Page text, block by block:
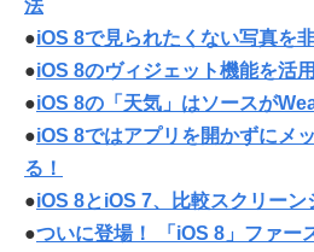
法
●iOS 8で見られたくない写真を
●iOS 8のヴィジェット機能を活
●iOS 8の「天気」はソースが
●iOS 8ではアプリを開かずにメ
る！
●iOS 8とiOS 7、比較スクリーン
●ついに登場！ 「iOS 8」ファー